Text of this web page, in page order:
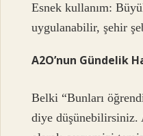
Esnek kullanım:
uygulanabilir, şehir
A2O’nun Gündelik
Belki “Bunları
diye düşünebilirsiniz.